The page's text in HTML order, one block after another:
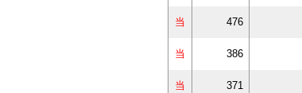
当 476
当 386
当 371